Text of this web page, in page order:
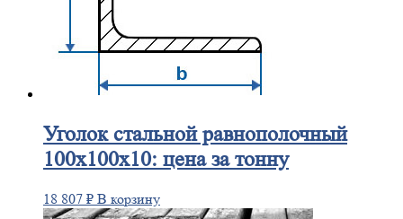
Уголокстальной равнополочный
100х100х10: цена за тонну
18 807 ₽ В корзину